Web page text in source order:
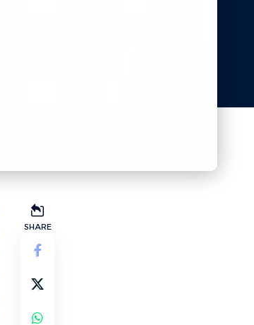
SHARE